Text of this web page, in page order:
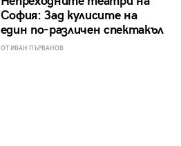
София: Зад кулисите на
един по-различен спектакъл
ОТ ИВАН ПЪРВАНОВ